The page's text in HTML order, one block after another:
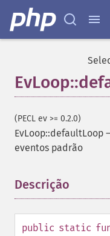
(PECL ev >= 0.2.0)
EvLoop::defaultLoop
eventos padrão
Descrição
public static